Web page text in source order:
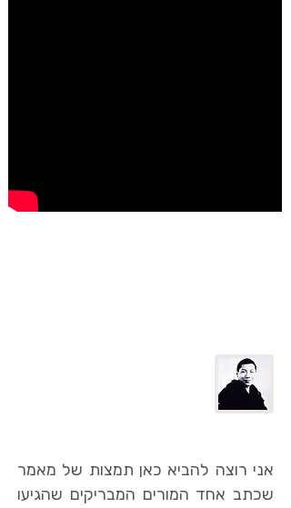
אני רוצה להביא כאן תמצות של מאמר
שכתב אחד המורים המבריקים שהגיעו